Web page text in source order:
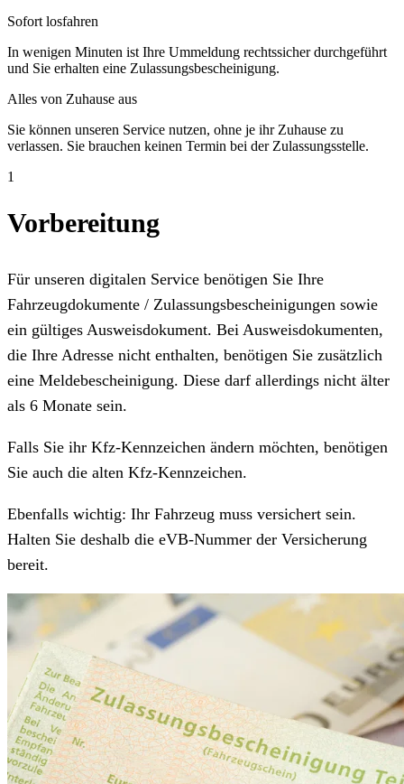
Sofort losfahren
In wenigen Minuten ist Ihre Ummeldung rechtssicher durchgeführt
und Sie erhalten eine Zulassungsbescheinigung.
Alles von Zuhause aus
Sie können unseren Service nutzen, ohne je ihr Zuhause zu
verlassen. Sie brauchen keinen Termin bei der Zulassungsstelle.
1
Vorbereitung
Für unseren digitalen Service benötigen Sie Ihre
Fahrzeugdokumente / Zulassungsbescheinigungen sowie
ein gültiges Ausweisdokument. Bei Ausweisdokumenten,
die Ihre Adresse nicht enthalten, benötigen Sie zusätzlich
eine Meldebescheinigung. Diese darf allerdings nicht älter
als 6 Monate sein.
Falls Sie ihr Kfz-Kennzeichen ändern möchten, benötigen
Sie auch die alten Kfz-Kennzeichen.
Ebenfalls wichtig: Ihr Fahrzeug muss versichert sein.
Halten Sie deshalb die eVB-Nummer der Versicherung
bereit.